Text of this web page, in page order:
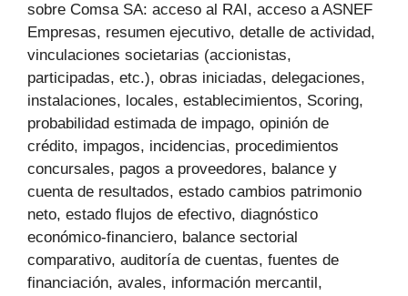
sobre Comsa SA: acceso al RAI, acceso a ASNEF
Empresas, resumen ejecutivo, detalle de actividad,
vinculaciones societarias (accionistas,
participadas, etc.), obras iniciadas, delegaciones,
instalaciones, locales, establecimientos, Scoring,
probabilidad estimada de impago, opinión de
crédito, impagos, incidencias, procedimientos
concursales, pagos a proveedores, balance y
cuenta de resultados, estado cambios patrimonio
neto, estado flujos de efectivo, diagnóstico
económico-financiero, balance sectorial
comparativo, auditoría de cuentas, fuentes de
financiación, avales, información mercantil,